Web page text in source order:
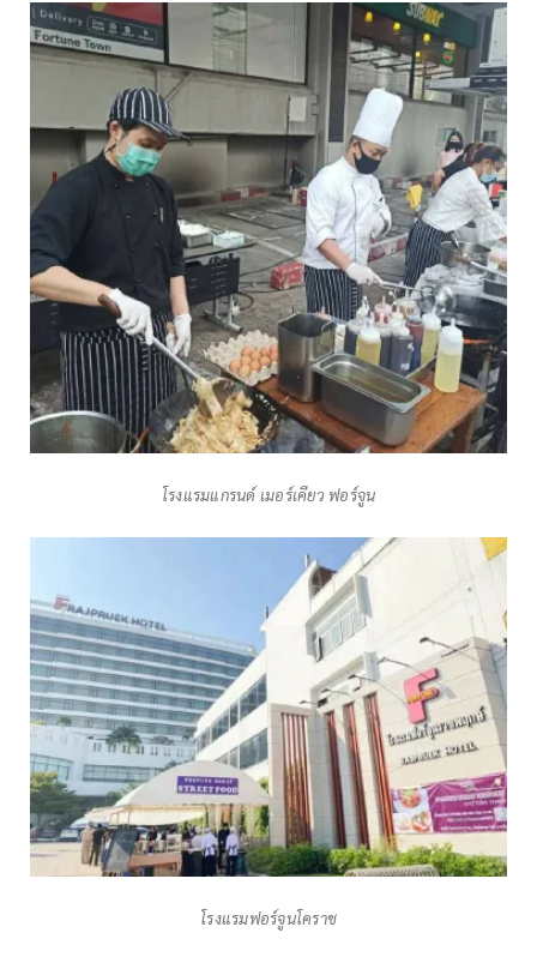
โรงแรมแกรนด์ เมอร์เคียว ฟอร์จูน
โรงแรมฟอร์จูนโคราช